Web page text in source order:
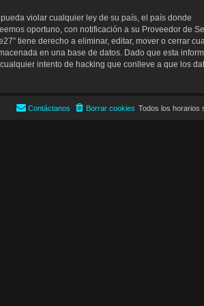
violar cualquier ley de su país, el país donde
oportuno, con notificación a su Proveedor de
tiene derecho a eliminar, editar, mover o cerrar
en una base de datos. Dado que esta
intento de hacking que conlleve a que los
Todos los horarios
Borrar cookies
Contáctanos